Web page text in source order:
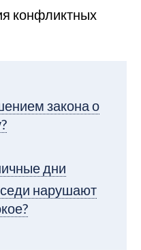
конфликтных
закона о
дни
нарушают